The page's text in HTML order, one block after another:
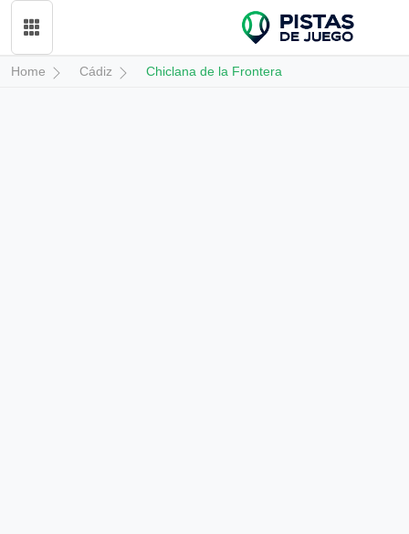
Home Cádiz Chiclana de la Frontera